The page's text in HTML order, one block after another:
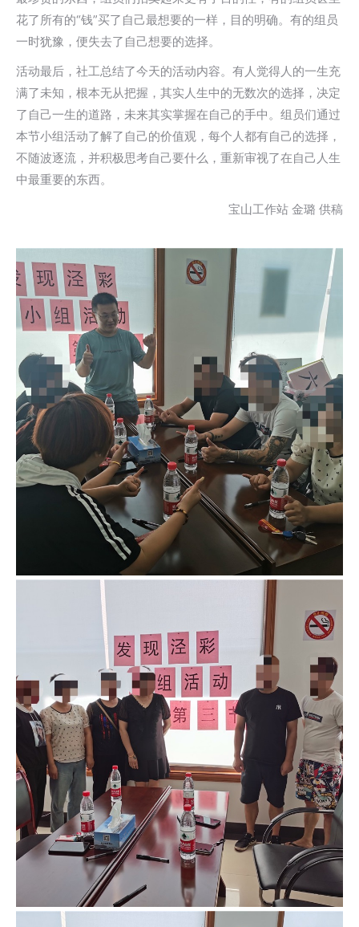
花了所有的“钱”买了自己最想要的一样，目的明确。有的组员
一时犹豫，便失去了自己想要的选择。
活动最后，社工总结了今天的活动内容。有人觉得人的一生充
满了未知，根本无从把握，其实人生中的无数次的选择，决定
了自己一生的道路，未来其实掌握在自己的手中。组员们通过
本节小组活动了解了自己的价值观，每个人都有自己的选择，
不随波逐流，并积极思考自己要什么，重新审视了在自己人生
中最重要的东西。
宝山工作站 金璐 供稿